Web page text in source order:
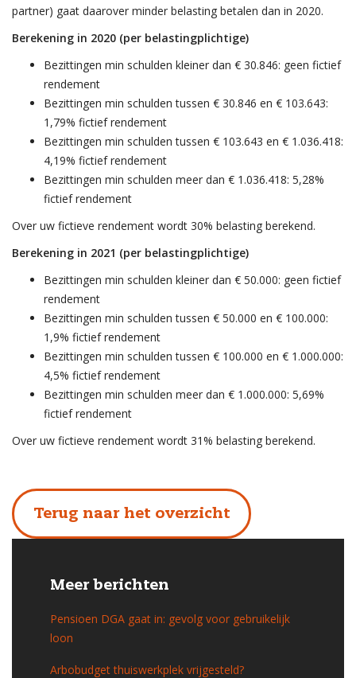
partner) gaat daarover minder belasting betalen dan in 2020.
Berekening in 2020 (per belastingplichtige)
Bezittingen min schulden kleiner dan € 30.846: geen fictief
rendement
Bezittingen min schulden tussen € 30.846 en € 103.643:
1,79% fictief rendement
Bezittingen min schulden tussen € 103.643 en € 1.036.418:
4,19% fictief rendement
Bezittingen min schulden meer dan € 1.036.418: 5,28%
fictief rendement
Over uw fictieve rendement wordt 30% belasting berekend.
Berekening in 2021 (per belastingplichtige)
Bezittingen min schulden kleiner dan € 50.000: geen fictief
rendement
Bezittingen min schulden tussen € 50.000 en € 100.000:
1,9% fictief rendement
Bezittingen min schulden tussen € 100.000 en € 1.000.000:
4,5% fictief rendement
Bezittingen min schulden meer dan € 1.000.000: 5,69%
fictief rendement
Over uw fictieve rendement wordt 31% belasting berekend.
Terug naar het overzicht
Meer berichten
Pensioen DGA gaat in: gevolg voor gebruikelijk
loon
Arbobudget thuiswerkplek vrijgesteld?